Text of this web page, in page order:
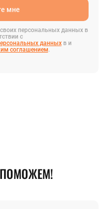
мне
персональных данных в
с
данныхв и
соглашением.